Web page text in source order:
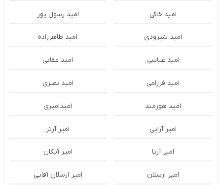
امید خاکی امید رسول پور
امید شیرودی امید طاهرزاده
امید عباسی امید عقابی
امید فرزامی امید نصری
امید هورمند امیدامیری
امیر آرایی امیر آرتر
امیر آریا امیر آیکان
امیر ارسلان امیر ارسلان آقایی